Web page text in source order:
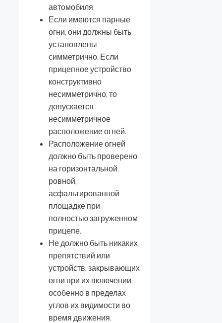
автомобиля.
Если имеются парные
огни, они должны быть
установлены
симметрично. Если
прицепное устройство
конструктивно
несимметрично, то
допускается
несимметричное
расположение огней.
Расположение огней
должно быть проверено
на горизонтальной,
ровной,
асфальтированной
площадке при
полностью загруженном
прицепе.
Не должно быть никаких
препятствий или
устройств, закрывающих
огни при их включении,
особенно в пределах
углов их видимости во
время движения.